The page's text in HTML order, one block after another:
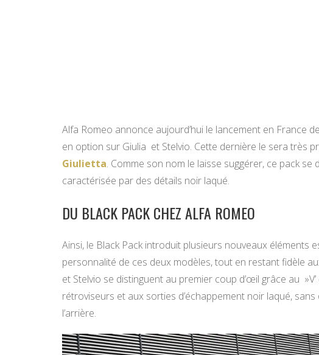
Alfa Romeo annonce aujourd’hui le lancement en France
en option sur Giulia et Stelvio. Cette dernière le sera très
Giulietta. Comme son nom le laisse suggérer, ce pack
caractérisée par des détails noir laqué.
DU BLACK PACK CHEZ ALFA ROMEO
Ainsi, le Black Pack introduit plusieurs nouveaux éléments
personnalité de ces deux modèles, tout en restant fidèle
et Stelvio se distinguent au premier coup d’œil grâce au
rétroviseurs et aux sorties d’échappement noir laqué,
l’arrière.